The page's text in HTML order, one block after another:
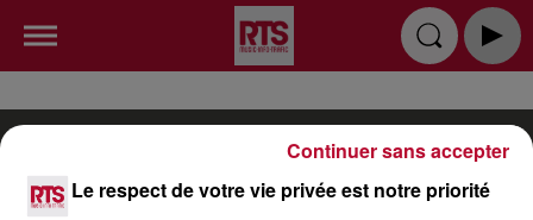
Le respect de votre vie privée est notre priorité
Continuer sans accepter